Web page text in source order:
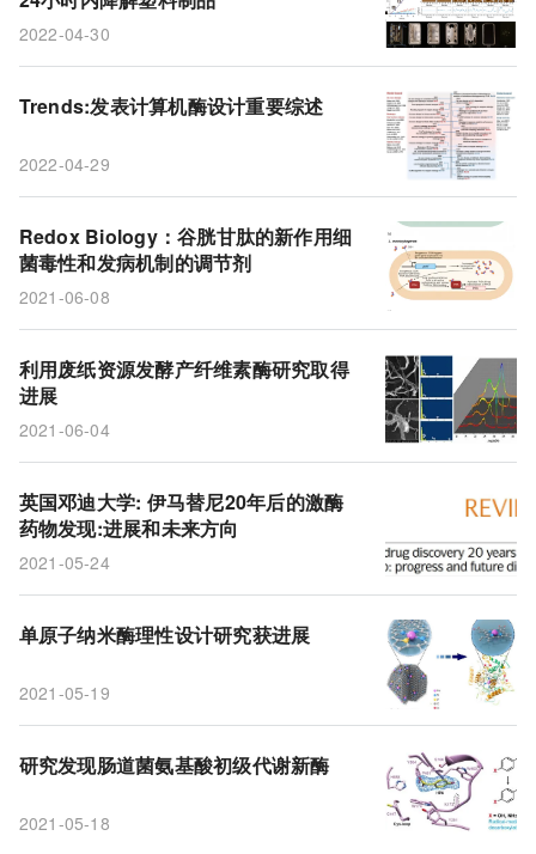
2022-04-30
Trends:发表计算机酶设计重要综述
2022-04-29
Redox Biology：谷胱甘肽的新作用细
菌毒性和发病机制的调节剂
2021-06-08
利用废纸资源发酵产纤维素酶研究取得
进展
2021-06-04
英国邓迪大学: 伊马替尼20年后的激酶
药物发现:进展和未来方向
2021-05-24
单原子纳米酶理性设计研究获进展
2021-05-19
研究发现肠道菌氨基酸初级代谢新酶
2021-05-18